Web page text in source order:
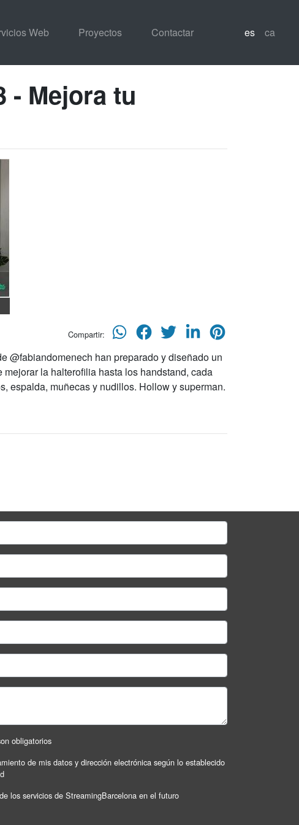
Web Proyectos Contactar es ca
- Mejora tu
Compartir:
@fabiandomenech han preparado y diseñado un
la halterofilia hasta los handstand, cada
espalda, muñecas y nudillos. Hollow y superman.
obligatorios
de mis datos y dirección electrónica según lo establecido
los servicios de StreamingBarcelona en el futuro